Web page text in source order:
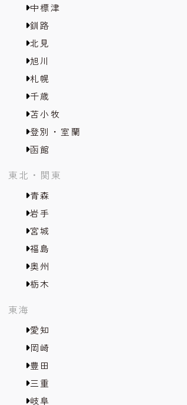
中標津
釧路
北見
旭川
札幌
千歳
苫小牧
登別・室蘭
函館
東北・関東
青森
岩手
宮城
福島
奥州
栃木
東海
愛知
岡崎
豊田
三重
岐阜